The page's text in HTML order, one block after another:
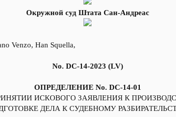
Окружной суд Штата Сан-Андреас
Venzo, Han Squella,
No. DC-14-2023 (LV)
ОПРЕДЕЛЕНИЕ No. DC-14-01
ИСКОВОГО ЗАЯВЛЕНИЯ К
ДЕЛА К СУДЕБНОМУ